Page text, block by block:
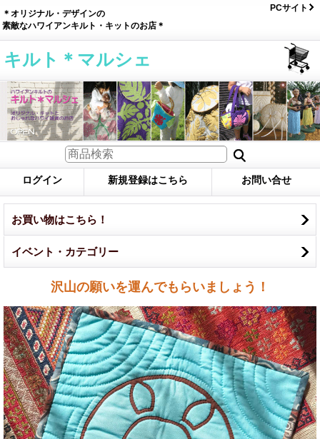
＊オリジナル・デザインの
素敵なハワイアンキルト・キットのお店＊
PCサイト
キルト＊マルシェ
ログイン 新規登録はこちら お問い合せ
お買い物はこちら！
イベント・カテゴリー
沢山の願いを運んでもらいましょう！